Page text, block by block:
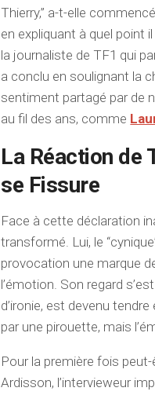
Thierry,” a-t-elle
en expliquant à quel point
la journaliste de TF1 qui
a conclu en soulignant la
sentiment partagé par de
au fil des ans, comme
La Réaction de
se Fissure
Face à cette déclaration
transformé. Lui, le
provocation une marque
l’émotion. Son regard
d’ironie, est devenu
par une pirouette, mais
Pour la première fois
Ardisson, l’intervieweur